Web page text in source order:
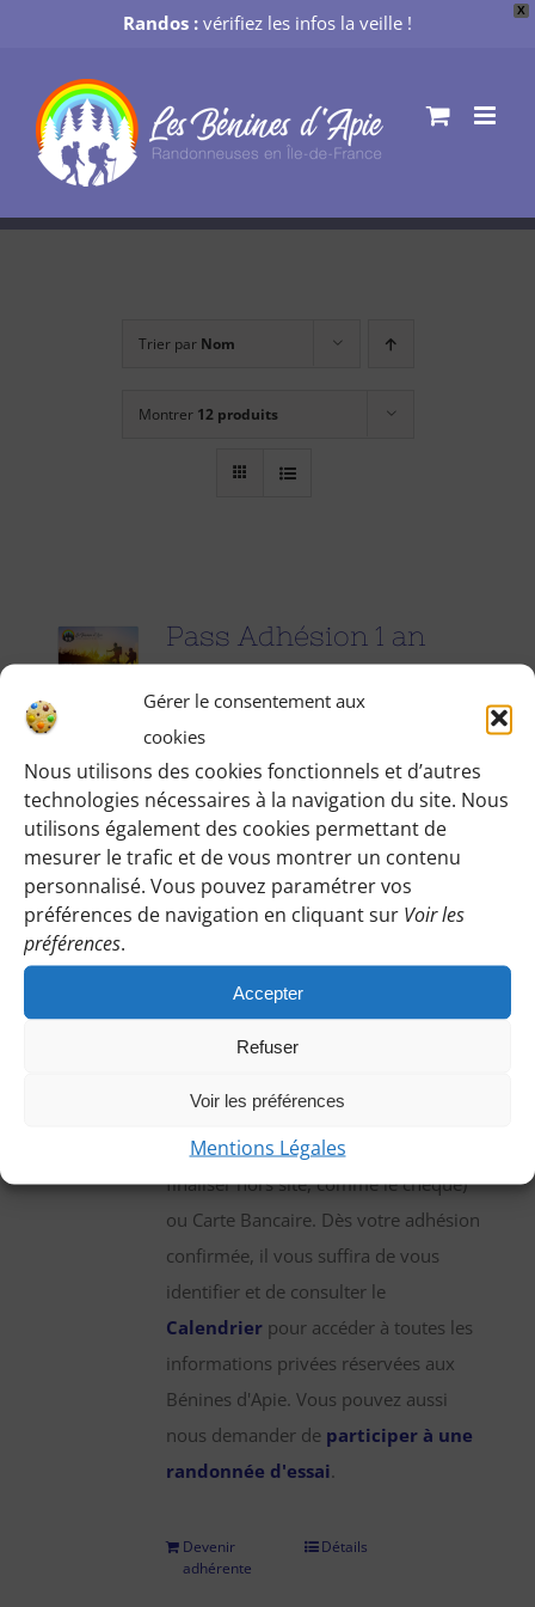
X
Randos : vérifiez les infos la veille !
Gérer le consentement aux
cookies
Nous utilisons des cookies fonctionnels et d’autres
technologies nécessaires à la navigation du site. Nous
utilisons également des cookies permettant de
mesurer le trafic et de vous montrer un contenu
personnalisé. Vous pouvez paramétrer vos
préférences de navigation en cliquant sur Voir les
préférences.
Accepter
Refuser
Voir les préférences
Mentions Légales
contenu
Trier par Nom
Montrer 12 produits
Pass Adhésion 1 an
25.00€ pour 1 an
Accédez à toutes les informations
pratiques de nos excursions du
dimanche et des jours fériés (Point de
rendez-vous, horaires, conseils etc.), et
participez à nos activités telles que des
Pour adhérer et faire vivre notre
association, nous vous demandons
que vous pouvez régler par chèque,
virement bancaire (démarche à
finaliser hors site, comme le chèque)
ou Carte Bancaire. Dès votre adhésion
confirmée, il vous suffira de vous
identifier et de consulter le
Calendrier pour accéder à toutes les
informations privées réservées aux
Bénines d'Apie. Vous pouvez aussi
nous demander de participer à une
randonnée d'essai.
Devenir
adhérente
Détails